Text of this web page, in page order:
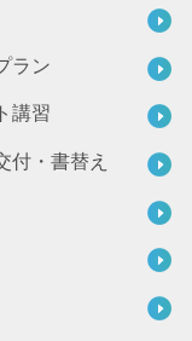
ラン
講習
付・書替え